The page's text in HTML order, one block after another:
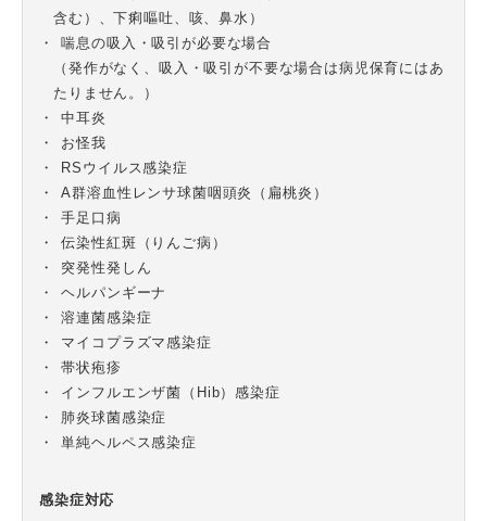
含む）、下痢嘔吐、咳、鼻水）
喘息の吸入・吸引が必要な場合
（発作がなく、吸入・吸引が不要な場合は病児保育にはあ
たりません。）
中耳炎
お怪我
RSウイルス感染症
A群溶血性レンサ球菌咽頭炎（扁桃炎）
手足口病
伝染性紅斑（りんご病）
突発性発しん
ヘルパンギーナ
溶連菌感染症
マイコプラズマ感染症
帯状疱疹
インフルエンザ菌（Hib）感染症
肺炎球菌感染症
単純ヘルペス感染症
感染症対応